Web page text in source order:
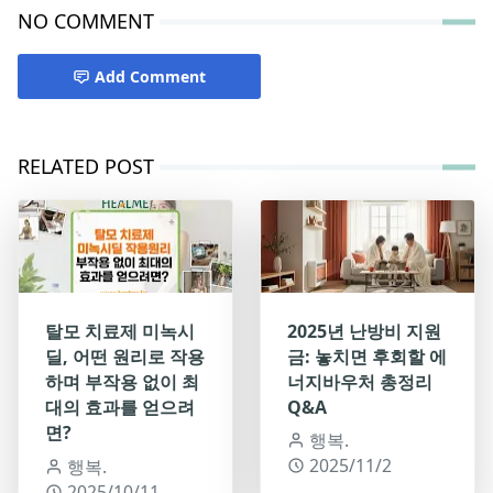
NO COMMENT
Add Comment
RELATED POST
탈모 치료제 미녹시
딜, 어떤 원리로 작용
하며 부작용 없이 최
대의 효과를 얻으려
면?
행복.
2025년 난방비 지원
금: 놓치면 후회할 에
너지바우처 총정리
Q&A
행복.
2025/11/2